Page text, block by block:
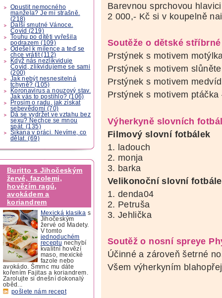
Opustit nemocného
manžela? Je mi strašně.
(218)
Další smutné Vánoce.
Covid (219)
Touhu po dítěti vyřešila
podrazem (109)
Odešel k milence a teď se
chce vrátit (112)
Když nás nezlikviduje
Covid, zlikvidujeme se sami
(200)
Jak nebýt nesnesitelná
tchyně? (105)
Koronavirus a nouzový stav.
Jak vás to postihlo? (106)
Prosím o radu, jak získat
sebevědomí (70)
Dá se vydržet ve vztahu bez
sexu? Nechce se mnou
spát. (135)
Šikana v práci. Nevíme, co
dělat. (69)
Buritto s Jihočeským
žervé, fazolemi,
hovězím ragú,
avokádem a
koriandrem
Mexická klasika s
Jihočeským
žervé od Madety.
V tomto
jednoduchém
receptu nechybí
kvalitní hovězí
maso, mexické
fazole nebo
avokádo. Šmrnc mu dáte
kořením Fajitas a koriandrem.
Zarolujte si dnešní dokonalý
oběd...
pošlete nám recept
Barevnou sprchovou
2 000,- Kč si v koupelně
Soutěže o dětské
Prstýnek s motivem
Prstýnek s motivem
Prstýnek s motivem
Prstýnek s motivem
Výherkyně slovních
Filmový slovní fotbálek
1. ladouch
2. monja
3. barka
Velikonoční slovní
1. denda04
2. Petruša
3. Jehlička
Soutěž o nosní spreye
Účinné a zároveň šetrné
Všem výherkyním